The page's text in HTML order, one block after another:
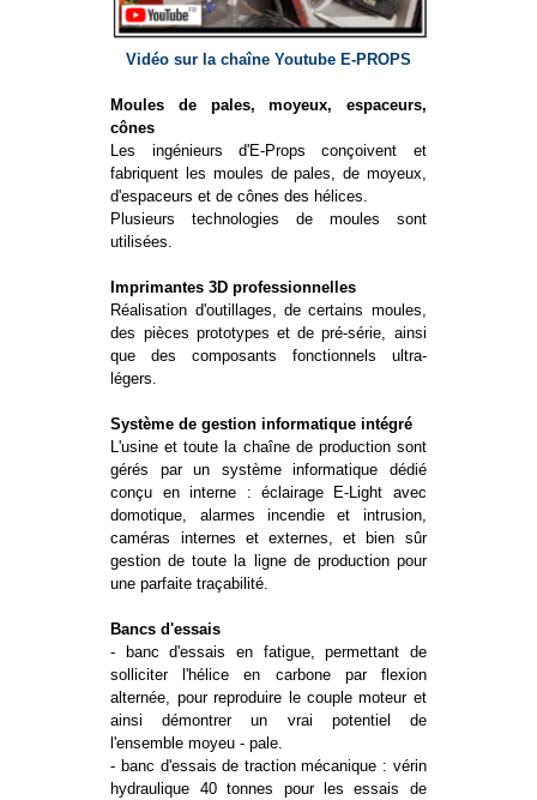
Vidéo sur la chaîne Youtube E-PROPS
Moules de pales, moyeux, espaceurs,
cônes
Les ingénieurs d'E-Props conçoivent et
fabriquent les moules de pales, de moyeux,
d'espaceurs et de cônes des hélices.
Plusieurs technologies de moules sont
utilisées.
Imprimantes 3D professionnelles
Réalisation d'outillages, de certains moules,
des pièces prototypes et de pré-série, ainsi
que des composants fonctionnels ultra-
légers.
Système de gestion informatique intégré
L'usine et toute la chaîne de production sont
gérés par un système informatique dédié
conçu en interne : éclairage E-Light avec
domotique, alarmes incendie et intrusion,
caméras internes et externes, et bien sûr
gestion de toute la ligne de production pour
une parfaite traçabilité.
Bancs d'essais
- banc d'essais en fatigue, permettant de
solliciter l'hélice en carbone par flexion
alternée, pour reproduire le couple moteur et
ainsi démontrer un vrai potentiel de
l'ensemble moyeu - pale.
- banc d'essais de traction mécanique : vérin
hydraulique 40 tonnes pour les essais de